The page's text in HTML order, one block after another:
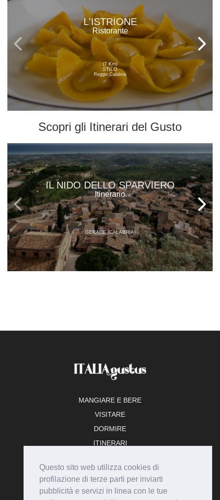
Questo sito web utilizza cookies di
profilazione di terze parti per inviarti
pubblicità e servizi in linea con le tue
L'ISTRIONE
Ristorante
(7 Km)
STILO
Reggio Calabria
Scopri gli Itinerari del Gusto
IL NIDO DELLO SPARVIERO
Itinerario
GERACE (CALABRIA)
MANGIARE E BERE
VISITARE
DORMIRE
ITINERARI
ADERISCI